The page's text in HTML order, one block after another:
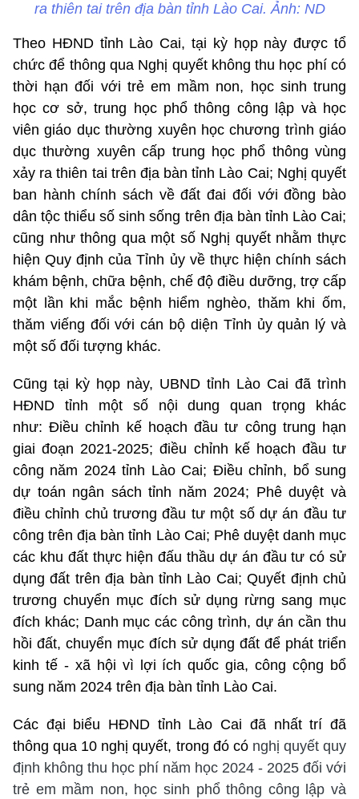
ra thiên tai trên địa bàn tỉnh Lào Cai. Ảnh: ND
Theo HĐND tỉnh Lào Cai, tại kỳ họp này được tổ
chức để thông qua Nghị quyết không thu học phí có
thời hạn đối với trẻ em mầm non, học sinh trung
học cơ sở, trung học phổ thông công lập và học
viên giáo dục thường xuyên học chương trình giáo
dục thường xuyên cấp trung học phổ thông vùng
xảy ra thiên tai trên địa bàn tỉnh Lào Cai; Nghị quyết
ban hành chính sách về đất đai đối với đồng bào
dân tộc thiểu số sinh sống trên địa bàn tỉnh Lào Cai;
cũng như thông qua một số Nghị quyết nhằm thực
hiện Quy định của Tỉnh ủy về thực hiện chính sách
khám bệnh, chữa bệnh, chế độ điều dưỡng, trợ cấp
một lần khi mắc bệnh hiểm nghèo, thăm khi ốm,
thăm viếng đối với cán bộ diện Tỉnh ủy quản lý và
một số đối tượng khác.
Cũng tại kỳ họp này, UBND tỉnh Lào Cai đã trình
HĐND tỉnh một số nội dung quan trọng khác
như: Điều chỉnh kế hoạch đầu tư công trung hạn
giai đoạn 2021-2025; điều chỉnh kế hoạch đầu tư
công năm 2024 tỉnh Lào Cai; Điều chỉnh, bổ sung
dự toán ngân sách tỉnh năm 2024; Phê duyệt và
điều chỉnh chủ trương đầu tư một số dự án đầu tư
công trên địa bàn tỉnh Lào Cai; Phê duyệt danh mục
các khu đất thực hiện đấu thầu dự án đầu tư có sử
dụng đất trên địa bàn tỉnh Lào Cai; Quyết định chủ
trương chuyển mục đích sử dụng rừng sang mục
đích khác; Danh mục các công trình, dự án cần thu
hồi đất, chuyển mục đích sử dụng đất để phát triển
kinh tế - xã hội vì lợi ích quốc gia, công cộng bổ
sung năm 2024 trên địa bàn tỉnh Lào Cai.
Các đại biểu HĐND tỉnh Lào Cai đã nhất trí đã
thông qua 10 nghị quyết, trong đó có nghị quyết quy
định không thu học phí năm học 2024 - 2025 đối với
trẻ em mầm non, học sinh phổ thông công lập và